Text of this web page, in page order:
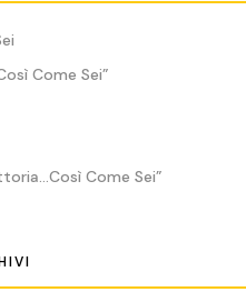
Come Sei”
Come Sei”